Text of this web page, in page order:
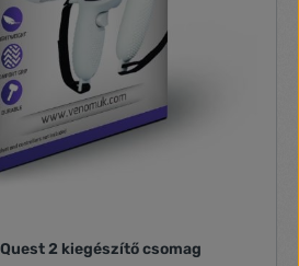
2 kiegészítő csomag